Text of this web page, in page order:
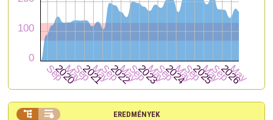
EREDMÉNYEK
 